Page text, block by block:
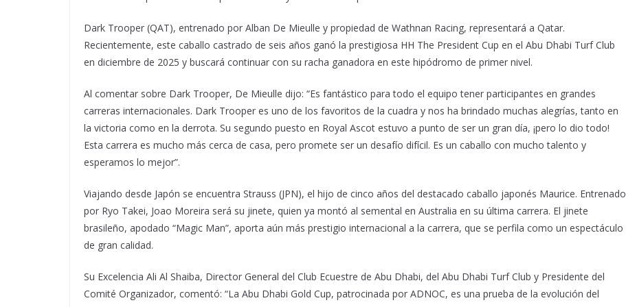
Dark Trooper (QAT), entrenado por Alban De Mieulle y propiedad de Wathnan Racing, representará a Qatar.
Recientemente, este caballo castrado de seis años ganó la prestigiosa HH The President Cup en el Abu Dhabi Turf Club
en diciembre de 2025 y buscará continuar con su racha ganadora en este hipódromo de primer nivel.
Al comentar sobre Dark Trooper, De Mieulle dijo: “Es fantástico para todo el equipo tener participantes en grandes
carreras internacionales. Dark Trooper es uno de los favoritos de la cuadra y nos ha brindado muchas alegrías, tanto en
la victoria como en la derrota. Su segundo puesto en Royal Ascot estuvo a punto de ser un gran día, ¡pero lo dio todo!
Esta carrera es mucho más cerca de casa, pero promete ser un desafío difícil. Es un caballo con mucho talento y
esperamos lo mejor”.
Viajando desde Japón se encuentra Strauss (JPN), el hijo de cinco años del destacado caballo japonés Maurice. Entrenado
por Ryo Takei, Joao Moreira será su jinete, quien ya montó al semental en Australia en su última carrera. El jinete
brasileño, apodado “Magic Man”, aporta aún más prestigio internacional a la carrera, que se perfila como un espectáculo
de gran calidad.
Su Excelencia Ali Al Shaiba, Director General del Club Ecuestre de Abu Dhabi, del Abu Dhabi Turf Club y Presidente del
Comité Organizador, comentó: “La Abu Dhabi Gold Cup, patrocinada por ADNOC, es una prueba de la evolución del